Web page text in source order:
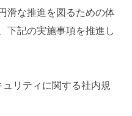
滑な推進を図るための体
下記の実施事項を推進し
リティに関する社内規